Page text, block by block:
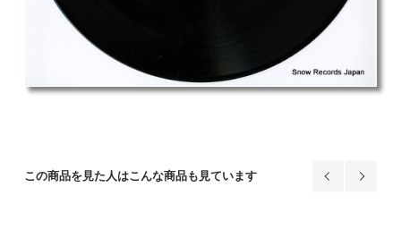
この商品を見た人はこんな商品も見ています